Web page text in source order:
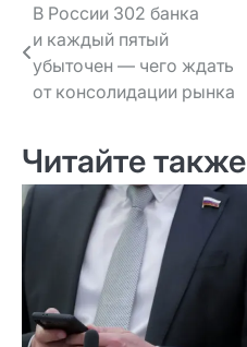
Навигация
по записям
В России 302 банка
и каждый пятый
убыточен — чего ждать
от консолидации рынка
Читайте также